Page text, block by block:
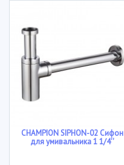
CHAMPION SIPHON-02 Сифон
для умивальника 1 1/4''